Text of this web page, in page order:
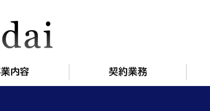
株式会社
内容 契約業務